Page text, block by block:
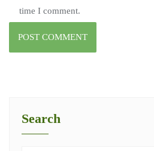
time I comment.
Search